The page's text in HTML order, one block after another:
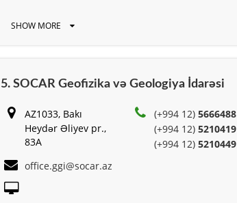
SHOW MORE
5. SOCAR Geofizika və Geologiya İdarəsi
AZ1033, Bakı
Heydər Əliyev pr.,
83А
(+994 12)5666488
(+994 12)5210419
(+994 12)5210449
office.ggi@socar.az